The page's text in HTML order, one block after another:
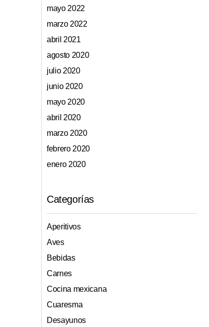
mayo 2022
marzo 2022
abril 2021
agosto 2020
julio 2020
junio 2020
mayo 2020
abril 2020
marzo 2020
febrero 2020
enero 2020
Categorías
Aperitivos
Aves
Bebidas
Carnes
Cocina mexicana
Cuaresma
Desayunos